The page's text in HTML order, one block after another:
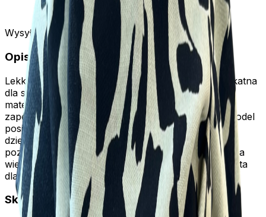
Wysyłka w 24h
Opis produktu
Lekka i miękka chusta z wiskozy bambusowej, delikatna
dla skóry i komfortowa w noszeniu. Przewiewny
materiał sprawdza się szczególnie w cieplejsze dni,
zapewniając odpowiednią regulację temperatury. Model
posiada gumkę na karku oraz krótkie troczki z tyłu,
dzięki czemu dobrze dopasowuje się do głowy i
pozostaje na miejscu. Uniwersalny rozmiar pasuje na
większość osób. Idealna na co dzień oraz jako chusta
dla kobiet po utracie włosów.
Skład i materiał